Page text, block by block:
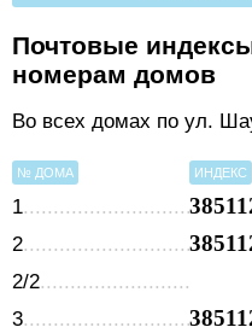
Почтовые
номерам домов
Во всех домах по ул.
№ ДОМА ИНДЕКС
1
2
2/2
3